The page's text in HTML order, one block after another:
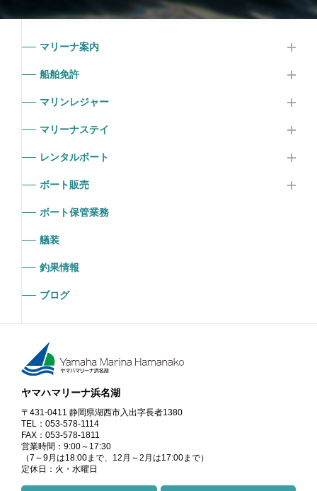
マリーナ案内
船舶免許
マリンレジャー
マリーナステイ
レンタルボート
ボート販売
ボート保管業務
艤装
釣果情報
ブログ
ヤマハマリーナ浜名湖
〒431-0411 静岡県湖西市入出字長者1380
TEL：053-578-1114
FAX：053-578-1811
営業時間：9:00～17:30
（7～9月は18:00まで、12月～2月は17:00まで）
定休日：火・水曜日